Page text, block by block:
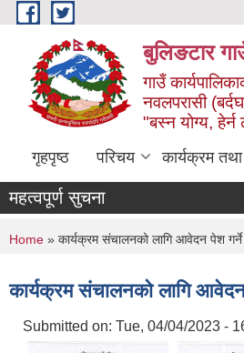
Skip to main content
बुलिङटार
गाउँ
नवलपरासी
"बस्न योग्य,
गृहपृष्ठ परिचय कार्यक्रम
महत्वपूर्ण सुचना
You are here
Home » कार्यक्रम संचालनको लागि आवेदन पेश गर्ने
कार्यक्रम संचालनको लागि
Submitted on: Tue, 04/04/2023 -